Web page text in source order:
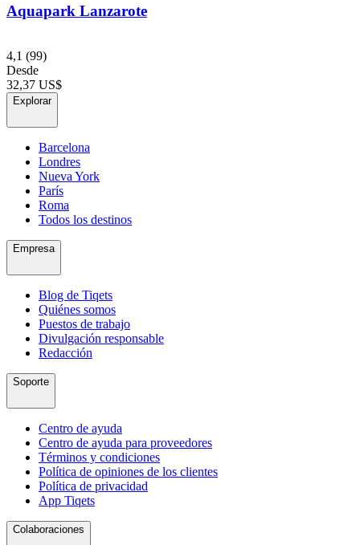
Aquapark Lanzarote
4,1 (99)
Desde
32,37 US$
Explorar
Barcelona
Londres
Nueva York
París
Roma
Todos los destinos
Empresa
Blog de Tiqets
Quiénes somos
Puestos de trabajo
Divulgación responsable
Redacción
Soporte
Centro de ayuda
Centro de ayuda para proveedores
Términos y condiciones
Política de opiniones de los clientes
Política de privacidad
App Tiqets
Colaboraciones